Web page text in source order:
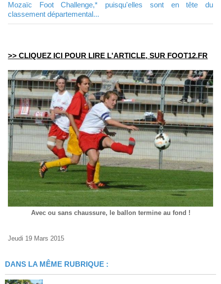
Mozaïc Foot Challenge,* puisqu'elles sont en tête du
classement départemental...
>> CLIQUEZ ICI POUR LIRE L'ARTICLE, SUR FOOT12.FR
Avec ou sans chaussure, le ballon termine au fond !
Jeudi 19 Mars 2015
DANS LA MÊME RUBRIQUE :